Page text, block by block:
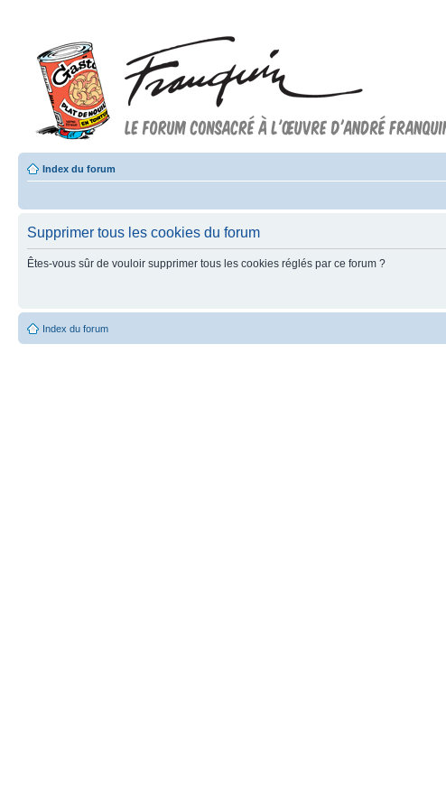
Index du forum
Supprimer tous les cookies du forum
Êtes-vous sûr de vouloir supprimer tous les cookies réglés par ce forum ?
Index du forum